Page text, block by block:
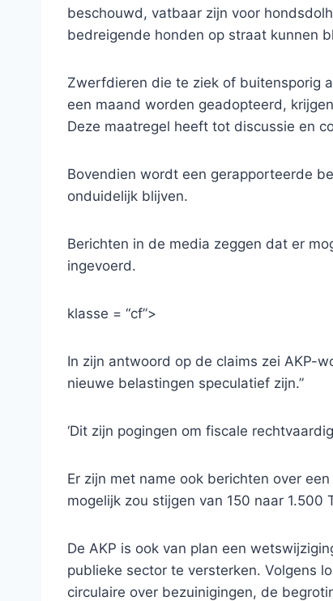
beschouwd, vatbaar zijn voor
bedreigende honden op straat kunnen
Zwerfdieren die te ziek of buitensporig
een maand worden geadopteerd,
Deze maatregel heeft tot discussie en
Bovendien wordt een gerapporteerde
onduidelijk blijven.
Berichten in de media zeggen dat er
ingevoerd.
klasse = “cf”>
In zijn antwoord op de claims zei AKP-
nieuwe belastingen speculatief zijn.”
‘Dit zijn pogingen om fiscale
Er zijn met name ook berichten over
mogelijk zou stijgen van 150 naar 1.500
De AKP is ook van plan een
publieke sector te versterken. Volgens
circulaire over bezuinigingen, de